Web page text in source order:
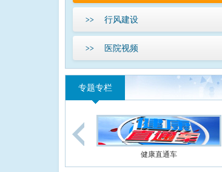
>> 行风建设
>> 医院视频
专题专栏
健康直通车